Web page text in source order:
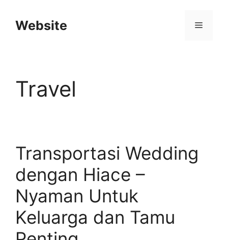
Website Menu
Travel
Transportasi Wedding
dengan Hiace –
Nyaman Untuk
Keluarga dan Tamu